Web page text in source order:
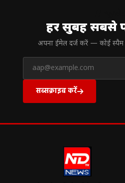
हर सुबह सबसे
अपना ईमेल दर्ज करें — कोई स्पैम
सब्सक्राइब करें